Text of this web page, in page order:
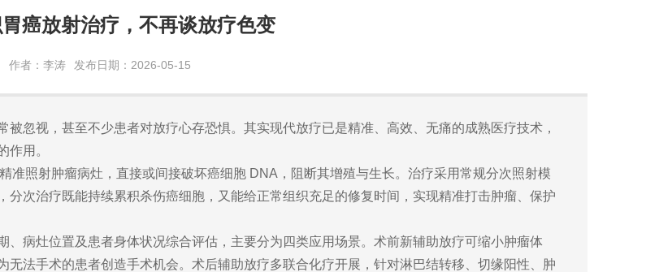
癌放射治疗，不再谈放疗色变
作者：李涛 发布日期：2026-05-15
忽视，甚至不少患者对放疗心存恐惧。其实现代放疗已是精准、高效、无痛的成熟医疗技术，
作用。
准照射肿瘤病灶，直接或间接破坏癌细胞 DNA，阻断其增殖与生长。治疗采用常规分次照射模
次治疗既能持续累积杀伤癌细胞，又能给正常组织充足的修复时间，实现精准打击肿瘤、保护
病灶位置及患者身体状况综合评估，主要分为四类应用场景。术前新辅助放疗可缩小肿瘤体
无法手术的患者创造手术机会。术后辅助放疗多联合化疗开展，针对淋巴结转移、切缘阳性、肿